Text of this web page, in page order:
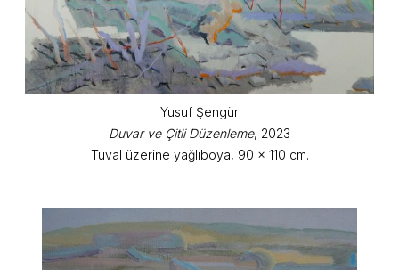
Yusuf Şengür
Duvar ve Çitli Düzenleme, 2023
Tuval üzerine yağlıboya, 90 x 110 cm.